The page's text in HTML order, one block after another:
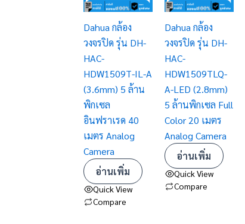
Dahua กล้อง
วงจรปิด รุ่น DH-
HAC-
HDW1509T-IL-A
(3.6mm) 5 ล้าน
พิกเซล
อินฟราเรด 40
เมตร Analog
Camera
อ่านเพิ่ม
Quick View
Compare
Dahua กล้อง
วงจรปิด รุ่น DH-
HAC-
HDW1509TLQ-
A-LED (2.8mm)
5 ล้านพิกเซล Full
Color 20 เมตร
Analog Camera
อ่านเพิ่ม
Quick View
Compare